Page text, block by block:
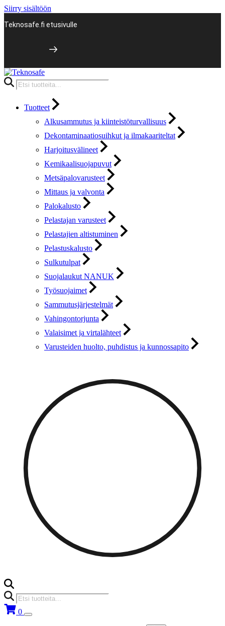
Siirry sisältöön
Teknosafe.fi etusivulle
Products
search
Tuotteet
Alkusammutus ja kiinteistöturvallisuus
Dekontaminaatiosuihkut ja ilmakaariteltat
Harjoitusvälineet
Kemikaalisuojapuvut
Metsäpalovarusteet
Mittaus ja valvonta
Palokalusto
Pelastajan varusteet
Pelastajien altistuminen
Pelastuskalusto
Sulkutulpat
Suojalaukut NANUK
Työsuojaimet
Sammutusjärjestelmät
Vahingontorjunta
Valaisimet ja virtalähteet
Varusteiden huolto, puhdistus ja kunnossapito
Products
search
0